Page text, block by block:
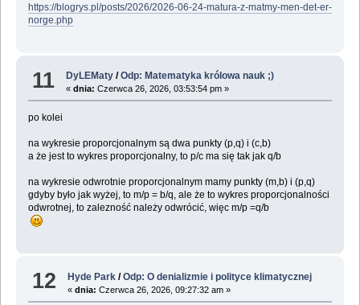
https://blogrys.pl/posts/2026/2026-06-24-matura-z-matmy-men-det-er-
norge.php
11 DyLEMaty /Odp: Matematyka królowa nauk ;)
«dnia: Czerwca 26, 2026, 03:53:54 pm »
po kolei
na wykresie proporcjonalnym są dwa punkty (p,q) i (c,b)
a że jest to wykres proporcjonalny, to p/c ma się tak jak q/b
na wykresie odwrotnie proporcjonalnym mamy punkty (m,b) i (p,q)
gdyby było jak wyżej, to m/p = b/q, ale że to wykres proporcjonalności
odwrotnej, to zalezność należy odwrócić, więc m/p =q/b
12 Hyde Park /Odp: O denializmie i polityce klimatycznej
«dnia: Czerwca 26, 2026, 09:27:32 am »